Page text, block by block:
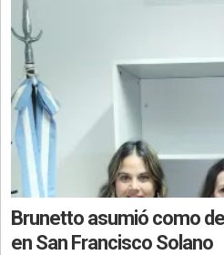
Brunetto asumió como
en San Francisco Solano